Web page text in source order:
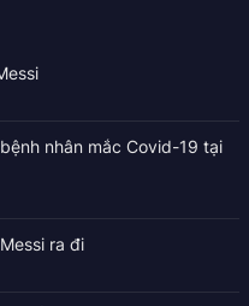
nhân mắc Covid-19 tại
ra đi